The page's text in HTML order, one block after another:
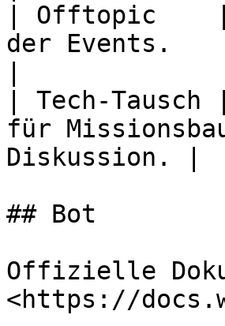
| Offtopic    |
der Events.
| Tech-
für
Diskussion. |
## Bot
Offizielle